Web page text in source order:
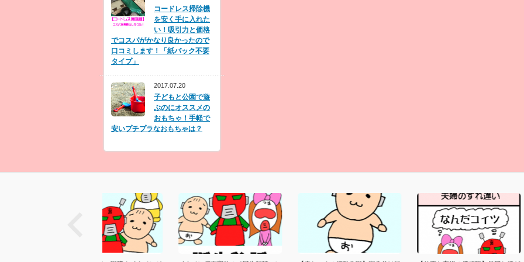
コードレス掃除機
を安く手に入れた
い！吸引力と価格
でコスパがかなり良かったので
口コミします！「紙パック不要
タイプ」
2017.07.20
子どもと公園で遊
ぶのにオススメの
おもちゃ！手軽で
安いプチプラなおもちゃは？